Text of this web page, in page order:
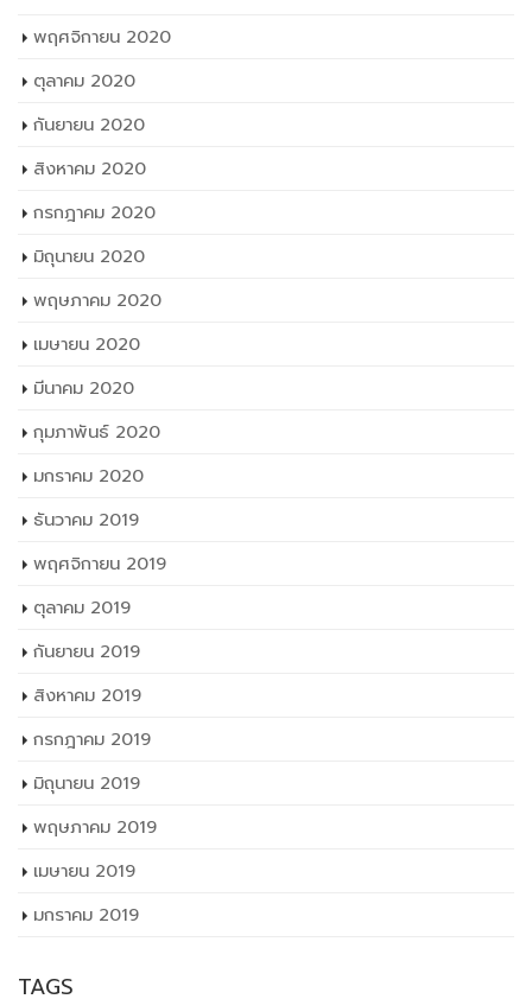
สิงหาคม 2020
กรกฎาคม 2020
มิถุนายน 2020
พฤษภาคม 2020
เมษายน 2020
มีนาคม 2020
กุมภาพันธ์ 2020
มกราคม 2020
ธันวาคม 2019
พฤศจิกายน 2019
ตุลาคม 2019
กันยายน 2019
สิงหาคม 2019
กรกฎาคม 2019
มิถุนายน 2019
พฤษภาคม 2019
เมษายน 2019
มกราคม 2019
fix-it center